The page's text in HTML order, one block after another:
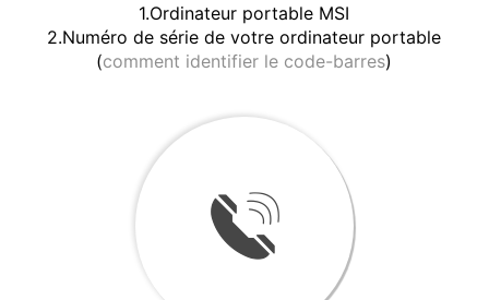
1.Ordinateur portable MSI
2.Numéro de série de votre ordinateur portable
(comment identifier le code-barres)